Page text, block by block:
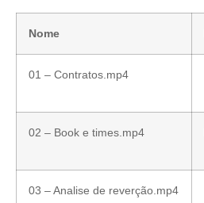
Nome
01 – Contratos.mp4
02 – Book e times.mp4
03 – Analise de reverção.mp4